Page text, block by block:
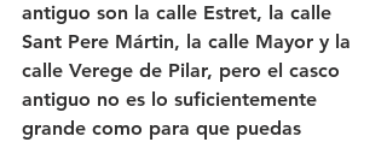
antiguo son la calle Estret, la calle
Sant Pere Mártin, la calle Mayor y la
calle Verege de Pilar, pero el casco
antiguo no es lo suficientemente
grande como para que puedas